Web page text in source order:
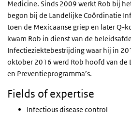
Medicine. Sinds 2009 werkt Rob bij
begon bij de Landelijke Coördinatie
toen de Mexicaanse griep en later Q-
kwam Rob in dienst van de
Infectieziektebestrijding waar hij in
oktober 2016 werd Rob hoofd van de
en Preventieprogramma’s.
Fields of expertise
Infectious disease control